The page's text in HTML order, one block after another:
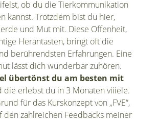
ob du die Tierkommunikation
kannst. Trotzdem bist du hier,
und Mut mit. Diese Offenheit,
Herantasten, bringt oft die
berührendsten Erfahrungen. Eine
lässt dich wunderbar zuhören.
übertönst du am besten mit
die erlebst du in 3 Monaten viiiele.
für das Kurskonzept von „FVE“,
den zahlreichen Feedbacks meiner